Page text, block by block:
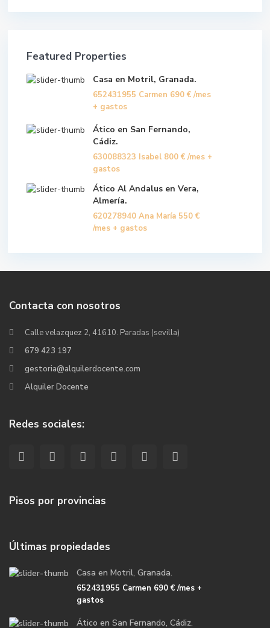
Featured Properties
Casa en Motril, Granada.
652431955 Carmen 690 € /mes
+ gastos
Ático en San Fernando,
Cádiz.
630088323 Isabel 800 € /mes +
gastos
Ático Al Andalus en Vera,
Almería.
620278940 Ana María 550 €
/mes + gastos
Contacta con nosotros
Calle velazquez 2, 41610. Paradas (sevilla)
679 423 197
gestoria@alquilerdocente.com
Alquiler Docente
Redes sociales:
Pisos por provincias
Últimas propiedades
Casa en Motril, Granada.
652431955 Carmen 690 €/mes +
gastos
Ático en San Fernando, Cádiz.